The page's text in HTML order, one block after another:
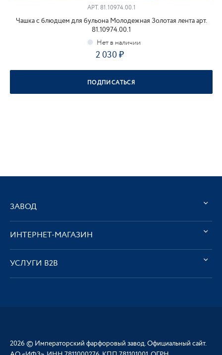
АРТ.81.10974.00.1
Чашка с блюдцем для бульона Молодежная Золотая лента арт.
81.10974.00.1
2 030
ПОДПИСАТЬСЯ
ЗАВОД
ИНТЕРНЕТ-МАГАЗИН
УСЛУГИ В2В
2026 © Императорский фарфоровый завод. Официальный сайт.